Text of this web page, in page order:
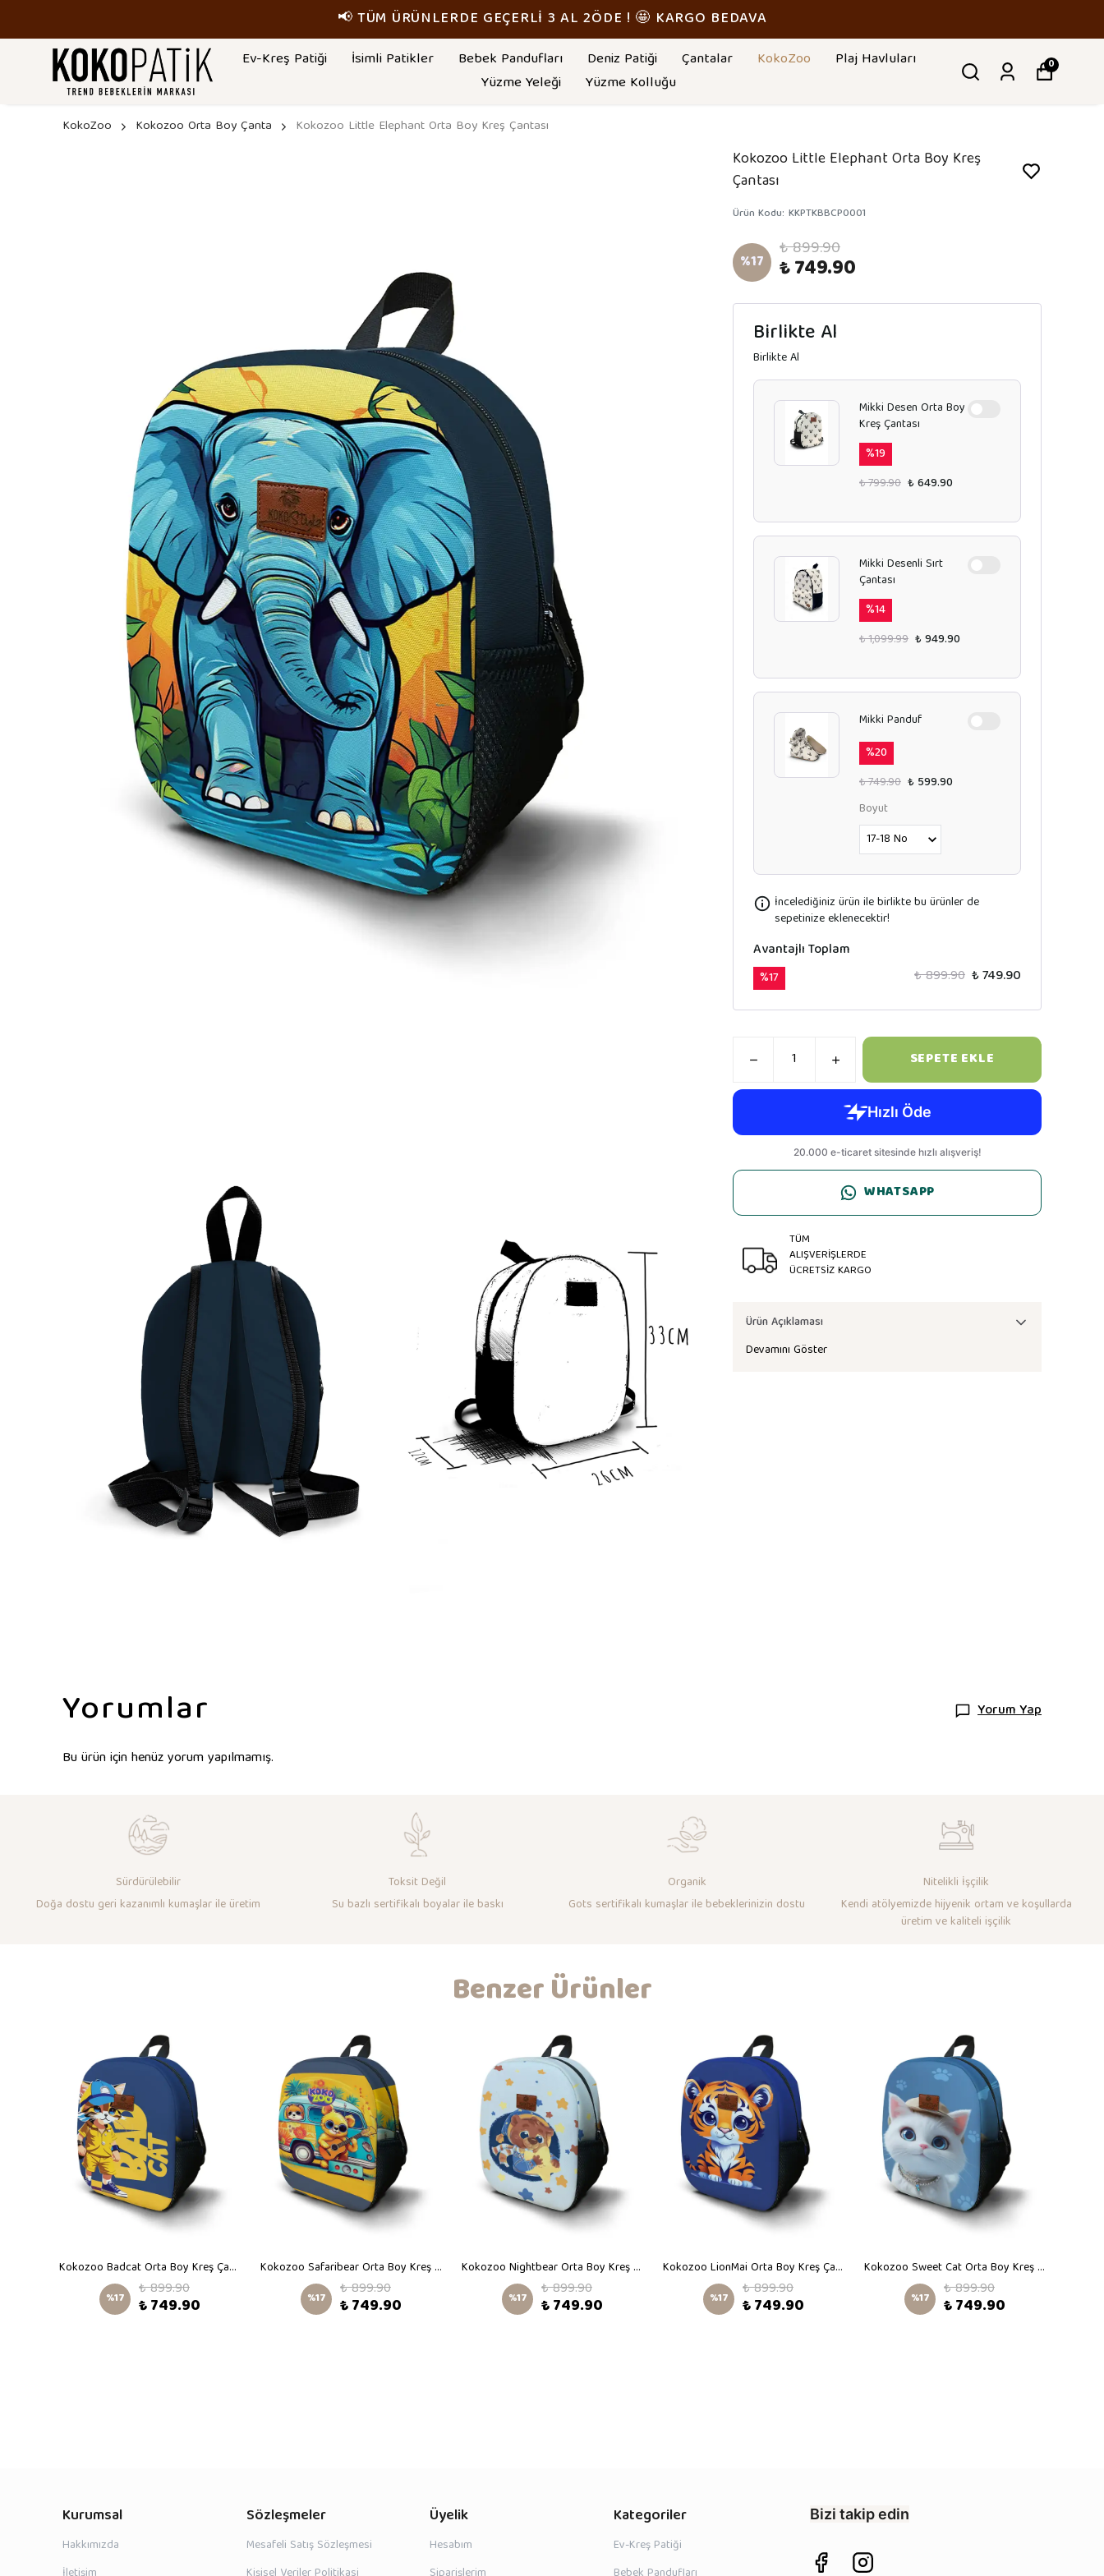
📢 TÜM ÜRÜNLERDE GEÇERLİ 3 AL 2ÖDE ! 🤩 KARGO BEDAVA
Ev-Kreş Patiği İsimli Patikler Bebek Pandufları Deniz Patiği Çantalar KokoZoo
Plaj Havluları
Yüzme Yeleği
Yüzme Kolluğu
0
KokoZoo Kokozoo Orta Boy Çanta Kokozoo Little Elephant Orta Boy Kreş Çantası
Kokozoo Little Elephant Orta Boy Kreş
Çantası
Ürün Kodu: KKPTKBBCP0001
%17 ₺ 899.90
₺ 749.90
Birlikte Al
Birlikte Al
Mikki Desen Orta Boy
Kreş Çantası
%19
₺ 799.90 ₺ 649.90
Mikki Desenli Sırt
Çantası
%14
₺ 1,099.99 ₺ 949.90
Mikki Panduf
%20
₺ 749.90 ₺ 599.90
Boyut
İncelediğiniz ürün ile birlikte bu ürünler de
sepetinize eklenecektir!
Avantajlı Toplam
%17 ₺ 899.90 ₺ 749.90
SEPETE EKLE
WHATSAPP
TÜM
ALIŞVERİŞLERDE
ÜCRETSİZ KARGO
Ürün Açıklaması
Devamını Göster
Yorumlar Yorum Yap
Bu ürün için henüz yorum yapılmamış.
Sürdürülebilir
Doğa dostu geri kazanımlı kumaşlar ile üretim
Toksit Değil
Su bazlı sertifikalı boyalar ile baskı
Organik
Gots sertifikalı kumaşlar ile bebeklerinizin dostu
Nitelikli İşçilik
Kendi atölyemizde hijyenik ortam ve koşullarda
üretim ve kaliteli işçilik
Benzer Ürünler
Kokozoo Badcat Orta Boy Kreş Çantası
%17 ₺ 899.90
₺ 749.90
Kokozoo Safaribear Orta Boy Kreş Çantası
%17 ₺ 899.90
₺ 749.90
Kokozoo Nightbear Orta Boy Kreş Çantası
%17 ₺ 899.90
₺ 749.90
Kokozoo LionMai Orta Boy Kreş Çantası
%17 ₺ 899.90
₺ 749.90
Kokozoo Sweet Cat Orta Boy Kreş Çantası
%17 ₺ 899.90
₺ 749.90
Kurumsal
Hakkımızda
Sözleşmeler
Mesafeli Satış Sözleşmesi
Üyelik
Hesabım
Kategoriler
Ev-Kreş Patiği
Bizi takip edin